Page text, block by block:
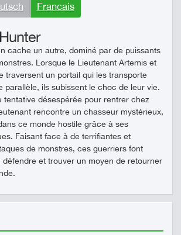
Francais
cache un autre, dominé par de puissants
Lorsque le Lieutenant Artemis et
traversent un portail qui les transporte
parallèle, ils subissent le choc de leur vie.
tentative désespérée pour rentrer chez
rencontre un chasseur mystérieux,
ce monde hostile grâce à ses
Faisant face à de terrifiantes et
de monstres, ces guerriers font
défendre et trouver un moyen de retourner